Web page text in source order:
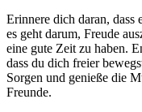
Erinnere dich daran, dass
es geht darum, Freude
eine gute Zeit zu haben.
dass du dich freier
Sorgen und genieße die
Freunde.